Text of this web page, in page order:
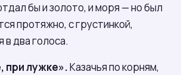
бы и золото, и моря — но был
протяжно, с грустинкой,
два голоса.
при лужке».Казачья по корням,